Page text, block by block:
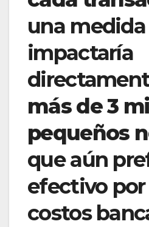
una
impactaría
más de 3
pequeños
que aún
efectivo
costos